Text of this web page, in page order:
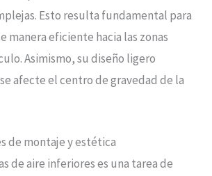
Esto resulta fundamental para
manera eficiente hacia las zonas
Asimismo, su diseño ligero
afecte el centro de gravedad de la
de montaje y estética
de aire inferiores es una tarea de